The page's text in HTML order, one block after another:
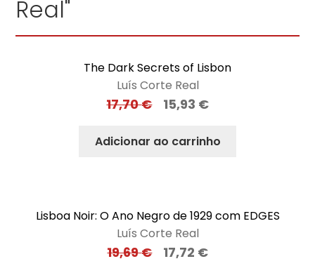
Real"
The Dark Secrets of Lisbon
Luís Corte Real
17,70€ 15,93 €
Adicionar ao carrinho
Lisboa Noir: O Ano Negro de 1929 com EDGES
Luís Corte Real
19,69€ 17,72 €